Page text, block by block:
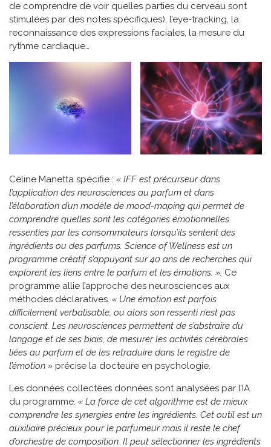
de comprendre de voir quelles parties du cerveau sont
stimulées par des notes spécifiques), l’eye-tracking, la
reconnaissance des expressions faciales, la mesure du
rythme cardiaque…
Céline Manetta spécifie : « IFF est précurseur dans
l’application des neurosciences au parfum et dans
l’élaboration d’un modèle de mood-maping qui permet de
comprendre quelles sont les catégories émotionnelles
ressenties par les consommateurs lorsqu’ils sentent des
ingrédients ou des parfums. Science of Wellness est un
programme créatif s’appuyant sur 40 ans de recherches qui
explorent les liens entre le parfum et les émotions. ». Ce
programme allie l’approche des neurosciences aux
méthodes déclaratives. « Une émotion est parfois
difficilement verbalisable, ou alors son ressenti n’est pas
conscient. Les neurosciences permettent de s’abstraire du
langage et de ses biais, de mesurer les activités cérébrales
liées au parfum et de les retraduire dans le registre de
l’émotion » précise la docteure en psychologie.
Les données collectées données sont analysées par l’IA
du programme. « La force de cet algorithme est de mieux
comprendre les synergies entre les ingrédients. Cet outil est un
auxiliaire précieux pour le parfumeur mais il reste le chef
d’orchestre de composition. Il peut sélectionner les ingrédients